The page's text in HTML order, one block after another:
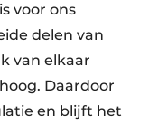
voor ons
delen van
van elkaar
Daardoor
en blijft het